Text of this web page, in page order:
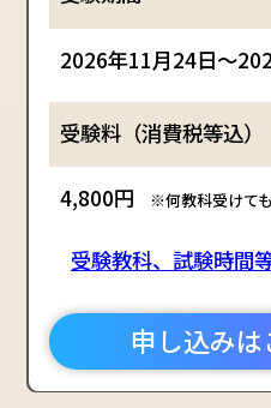
2026年11月24日～
4,800円 ※何教科受けて
受験教科、試験時間
申し込みは